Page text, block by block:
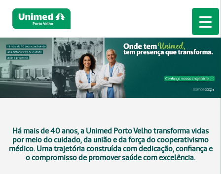
Há mais de 40 anos, a Unimed Porto Velho transforma vidas
por meio do cuidado, da união e da força do cooperativismo
médico. Uma trajetória construída com dedicação, confiança e
o compromisso de promover saúde com excelência.